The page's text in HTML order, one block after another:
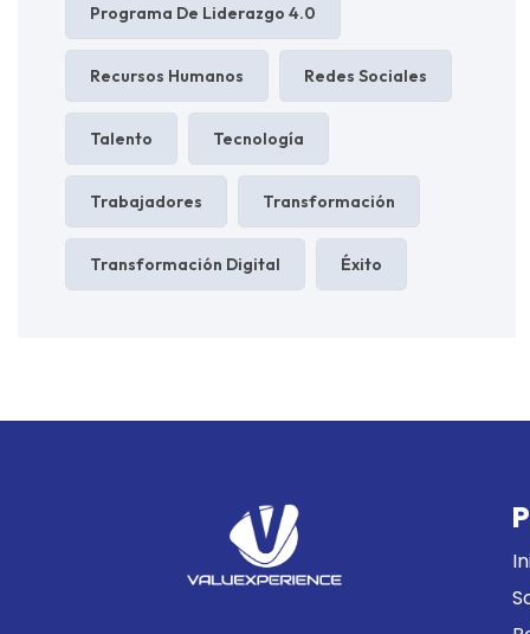
Programa De Liderazgo 4.0
Recursos Humanos Redes Sociales
Talento Tecnología
Trabajadores Transformación
Transformación Digital Éxito